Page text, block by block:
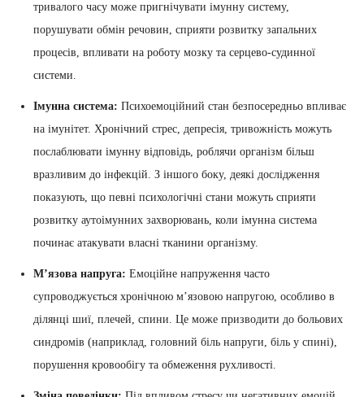
тривалого часу може пригнічувати імунну систему,
порушувати обмін речовин, сприяти розвитку запальних
процесів, впливати на роботу мозку та серцево-судинної
системи.
Імунна система: Психоемоційний стан безпосередньо впливає
на імунітет. Хронічний стрес, депресія, тривожність можуть
послаблювати імунну відповідь, роблячи організм більш
вразливим до інфекцій. З іншого боку, деякі дослідження
показують, що певні психологічні стани можуть сприяти
розвитку аутоімунних захворювань, коли імунна система
починає атакувати власні тканини організму.
М’язова напруга: Емоційне напруження часто
супроводжується хронічною м’язовою напругою, особливо в
ділянці шиї, плечей, спини. Це може призводити до больових
синдромів (наприклад, головний біль напруги, біль у спині),
порушення кровообігу та обмеження рухливості.